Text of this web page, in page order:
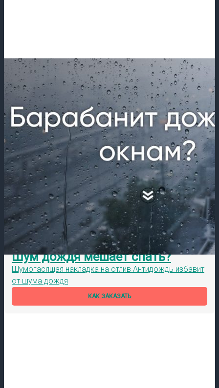
Шум дождя мешает спать?
Шумогасящая накладка на отлив Антидождь избавит
от шума дождя
КАК ЗАКАЗАТЬ